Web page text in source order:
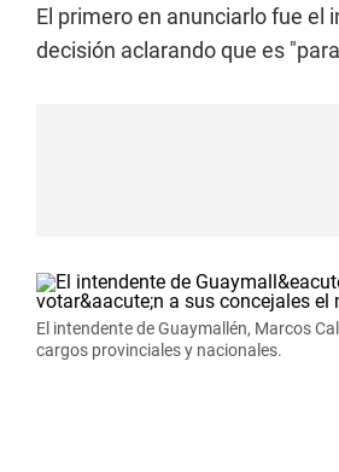
El primero en anunciarlo fue el
decisión aclarando que es
El intendente de Guaymallén, Marcos
cargos provinciales y nacionales.